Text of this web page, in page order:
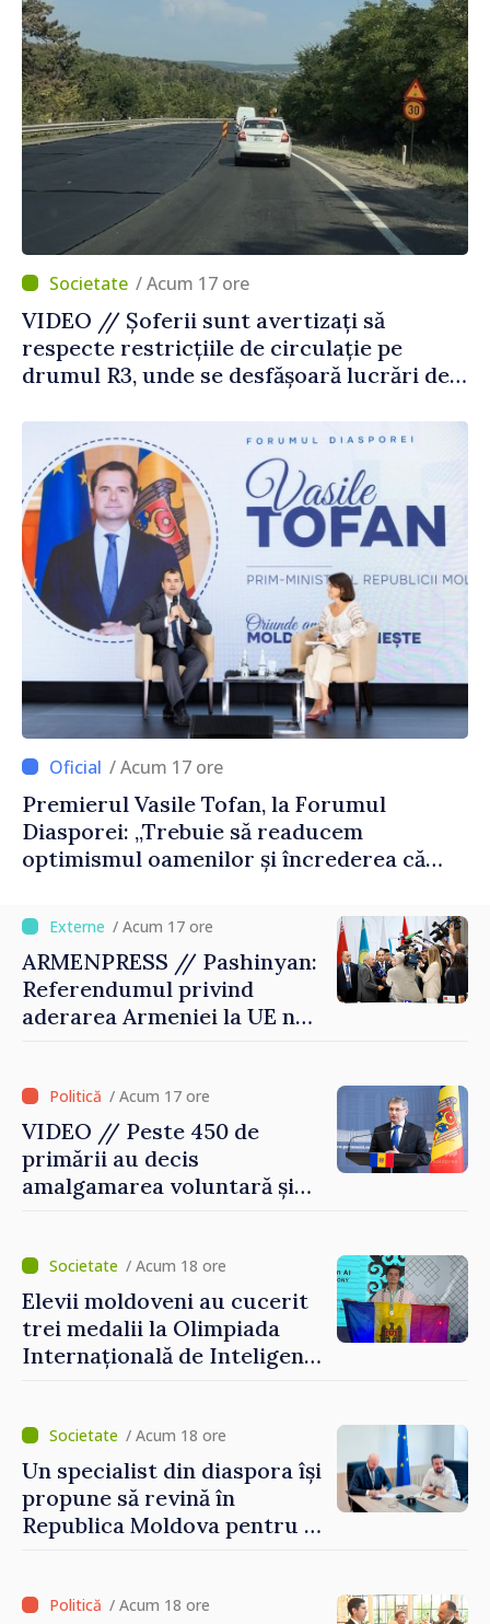
/ Acum 17 ore
VIDEO // Șoferii sunt avertizați să
respecte restricțiile de circulație pe
drumul R3, unde se desfășoară lucrări de
/ Acum 17 ore
Premierul Vasile Tofan, la Forumul
Diasporei: „Trebuie să readucem
optimismul oamenilor și încrederea că
corectă”
/ Acum 17 ore
ARMENPRESS // Pashinyan:
Referendumul privind
aderarea Armeniei la UE nu
/ Acum 17 ore
VIDEO // Peste 450 de
primării au decis
amalgamarea voluntară și
Grosu: „Este important să
depășim blocajele și să dăm o
șansă localităților să se
dezvolte”
/ Acum 18 ore
Elevii moldoveni au cucerit
trei medalii la Olimpiada
Internațională de Inteligență
/ Acum 18 ore
Un specialist din diaspora își
propune să revină în
Republica Moldova pentru a
/ Acum 18 ore